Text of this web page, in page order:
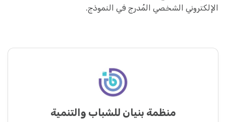
الإلكتروني الشخصي المُدرج في النموذج.
منظمة بنيان للشباب والتنمية